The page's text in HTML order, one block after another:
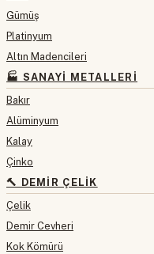
Gümüş
Platinyum
Altın Madencileri
🏭 SANAYI METALLERI
Bakır
Alüminyum
Kalay
Çinko
🔨 DEMIR ÇELIK
Çelik
Demir Cevheri
Kok Kömürü